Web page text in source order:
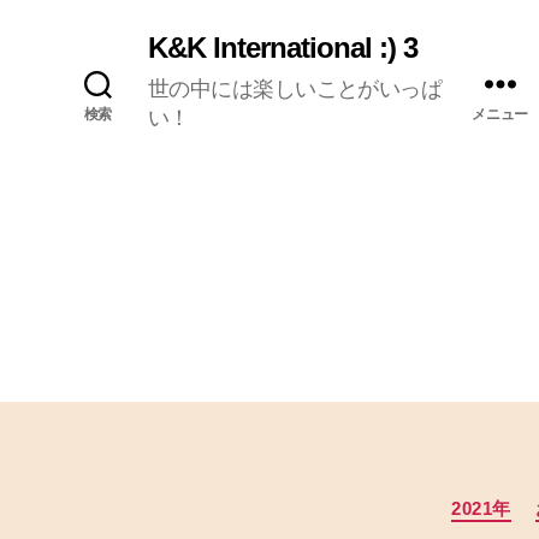
検索
K&K International :) 3
世の中には楽しいことがいっぱ
い！
メニュー
2021年